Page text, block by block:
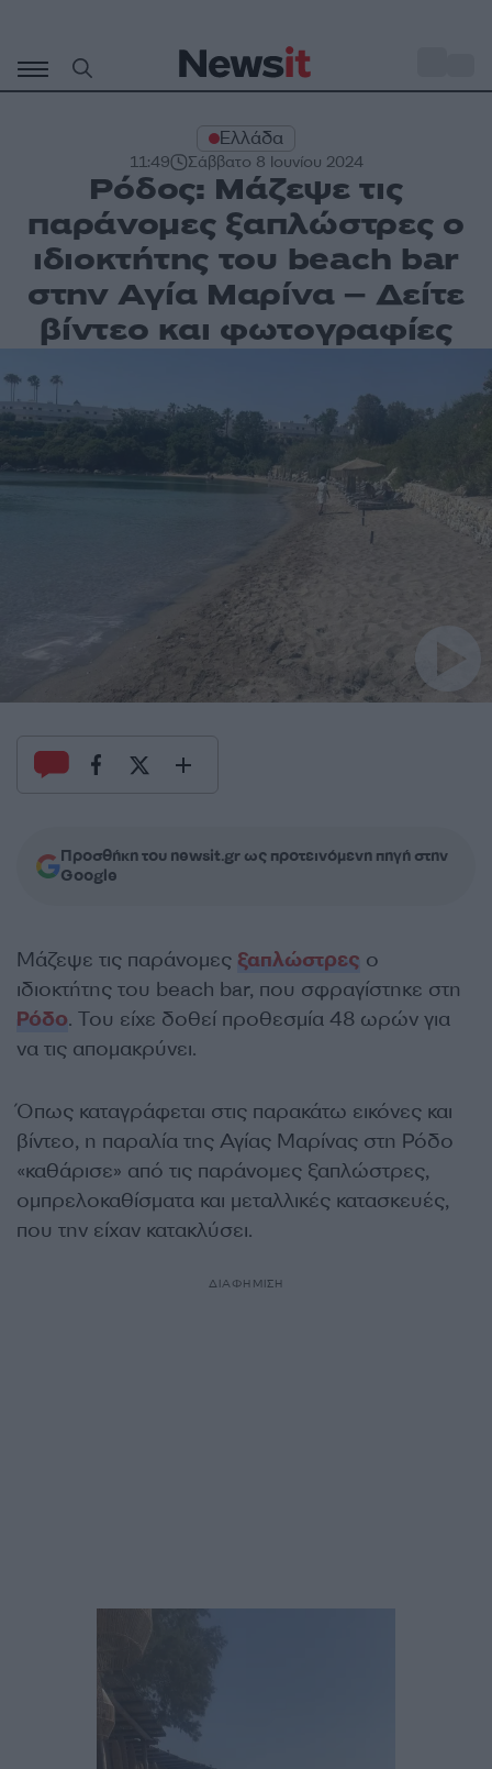
περιεχόμενο
Ελλάδα
11:49 Σάββατο 8 Ιουνίου 2024
Ρόδος: Μάζεψε τις
παράνομες ξαπλώστρες ο
ιδιοκτήτης του beach bar
στην Αγία Μαρίνα – Δείτε
βίντεο και φωτογραφίες
Προσθήκη του newsit.gr ως προτεινόμενη πηγή στην
Google
Μάζεψε τις παράνομες ξαπλώστρες ο
ιδιοκτήτης του beach bar, που σφραγίστηκε στη
Ρόδο. Του είχε δοθεί προθεσμία 48 ωρών για
να τις απομακρύνει.
Όπως καταγράφεται στις παρακάτω εικόνες και
βίντεο, η παραλία της Αγίας Μαρίνας στη Ρόδο
«καθάρισε» από τις παράνομες ξαπλώστρες,
ομπρελοκαθίσματα και μεταλλικές κατασκευές,
που την είχαν κατακλύσει.
ΔΙΑΦΗΜΙΣΗ